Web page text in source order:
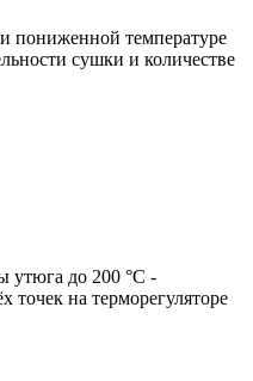
пониженной температуре
сушки и количестве
утюга до 200 °C -
точек на терморегуляторе